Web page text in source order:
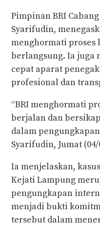
Pimpinan BRI
Syarifudin,
menghormati proses
berlangsung. Ia juga
cepat aparat
profesional dan
“BRI menghormati
berjalan dan
dalam
Syarifudin, Jumat (04/
Ia menjelaskan,
Kejati Lampung
pengungkapan
menjadi bukti
tersebut dalam